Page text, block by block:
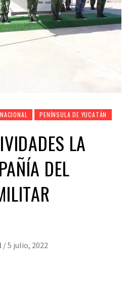
NACIONAL PENÍNSULA DE YUCATÁN
LA
DEL
/5 julio, 2022